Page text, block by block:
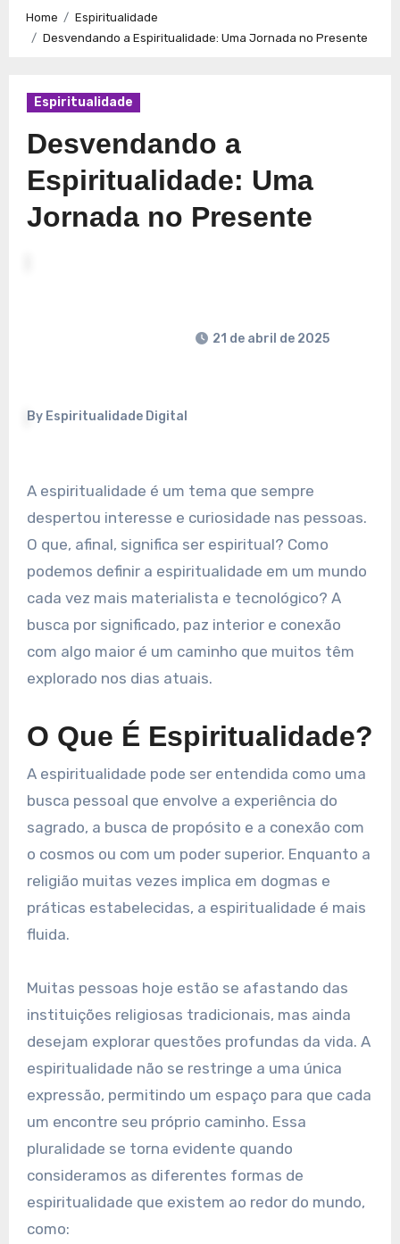
Caminhos para a Plenitude no Presente
Espiritualidade: Conexão e Significado no Presente
Home
Espiritualidade
Desvendando a Espiritualidade: Uma Jornada no Presente
Espiritualidade
Desvendando a
Espiritualidade: Uma
Jornada no Presente
By Espiritualidade Digital
21 de abril de 2025
A espiritualidade é um tema que sempre
despertou interesse e curiosidade nas pessoas.
O que, afinal, significa ser espiritual? Como
podemos definir a espiritualidade em um mundo
cada vez mais materialista e tecnológico? A
busca por significado, paz interior e conexão
com algo maior é um caminho que muitos têm
explorado nos dias atuais.
O Que É Espiritualidade?
A espiritualidade pode ser entendida como uma
busca pessoal que envolve a experiência do
sagrado, a busca de propósito e a conexão com
o cosmos ou com um poder superior. Enquanto a
religião muitas vezes implica em dogmas e
práticas estabelecidas, a espiritualidade é mais
fluida.
Muitas pessoas hoje estão se afastando das
instituições religiosas tradicionais, mas ainda
desejam explorar questões profundas da vida. A
espiritualidade não se restringe a uma única
expressão, permitindo um espaço para que cada
um encontre seu próprio caminho. Essa
pluralidade se torna evidente quando
consideramos as diferentes formas de
espiritualidade que existem ao redor do mundo,
como: